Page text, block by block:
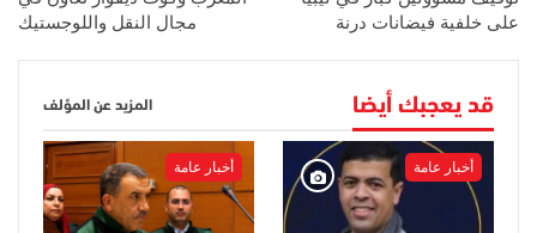
على خلفية فيضانات درنة
مجال النقل واللوجستيك
قد يعجبك أيضا المزيد عن المؤلف
أخبار عامة أخبار عامة